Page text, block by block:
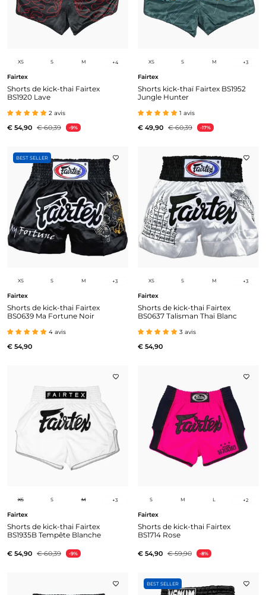
XS S M +4
Fairtex
Shorts de kick-thai Fairtex
BS1920 Lave
2 avis
€ 54,90 € 60,39 -9%
XS S M +3
Fairtex
Shorts kick-thaï Fairtex BS1952
Jungle Hunter
1 avis
€ 49,90 € 60,39 -17%
BEST SELLER
XS S M +3
Fairtex
Shorts de kick-thai Fairtex
BS0639 Ma Fortune Noir
4 avis
€ 54,90
XS S M +3
Fairtex
Shorts de kick-thai Fairtex
BS0637 Talisman Thaï Blanc
3 avis
€ 54,90
XS S M +3
Fairtex
Shorts de kick-thai Fairtex
BS1935B Tempête Blanche
€ 54,90 € 60,39 -9%
S M L +2
Fairtex
Shorts de kick-thai Fairtex
BS1714 Rose
€ 54,90 € 59,90 -8%
BEST SELLER